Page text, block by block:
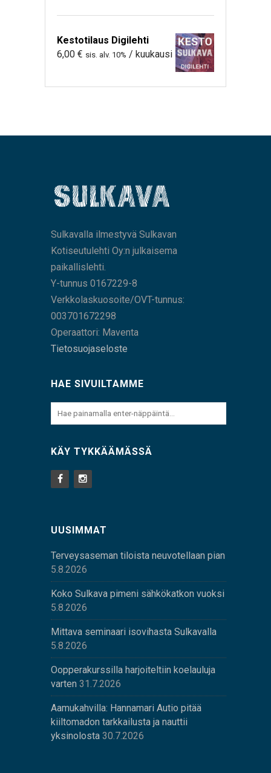
Kestotilaus Digilehti
6,00 € sis. alv. 10% / kuukausi
Sulkavalla ilmestyvä Sulkavan
Kotiseutulehti Oy:n julkaisema
paikallislehti.
Y-tunnus 0167229-8
Verkkolaskuosoite/OVT-tunnus:
003701672298
Operaattori: Maventa
Tietosuojaseloste
HAE SIVUILTAMME
KÄY TYKKÄÄMÄSSÄ
UUSIMMAT
Terveysaseman tiloista neuvotellaan pian
5.8.2026
Koko Sulkava pimeni sähkökatkon vuoksi
5.8.2026
Mittava seminaari isovihasta Sulkavalla
5.8.2026
Oopperakurssilla harjoiteltiin koelauluja
varten 31.7.2026
Aamukahvilla: Hannamari Autio pitää
kiiltomadon tarkkailusta ja nauttii
yksinolosta 30.7.2026